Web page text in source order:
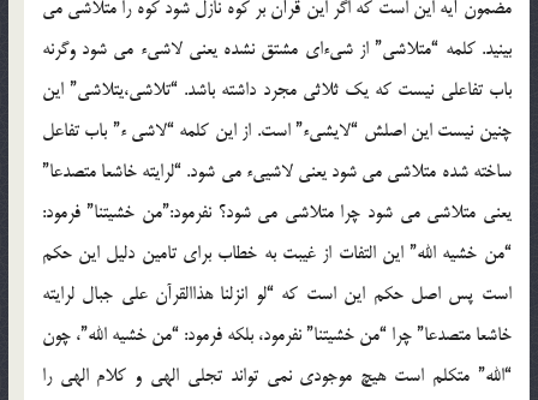
مضمون آیه این است که اگر این قرآن بر کوه نازل شود کوه را متلاشی می
بینید. کلمه “متلاشی” از شی‏ءای مشتق نشده یعنی لاشی‏ء می شود وگرنه
باب تفاعلی نیست که یک ثلاثی مجرد داشته باشد. “تلاشی،یتلاشی” این
چنین نیست این اصلش “لایشی‏ء” است. از این کلمه “لاشی ء” باب تفاعل
ساخته شده متلاشی می شود یعنی لاشیی‏ء می شود. “لرایته خاشعا متصدعا”
یعنی متلاشی می شود چرا متلاشی می شود؟ نفرمود:”من خشیتنا” فرمود:
“من خشیه الله” این التفات از غیبت به خطاب برای تامین دلیل این حکم
است پس اصل حکم این است که “لو انزلنا هذاالقرآن علی جبال لرایته
خاشعا متصدعا” چرا “من خشیتنا” نفرمود، بلکه فرمود: “من خشیه الله”، چون
“الله” متکلم است هیچ موجودی نمی تواند تجلی الهی و کلام الهی را